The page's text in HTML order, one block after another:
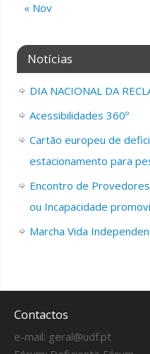
« Nov
Notícias
DIA NACIONAL DA
Acessibilidades 360º
Cartão europeu de
estacionamento para
Encontro de
ou Incapacidade
Marcha Vida
Contactos
e-mail: geral@udf.pt